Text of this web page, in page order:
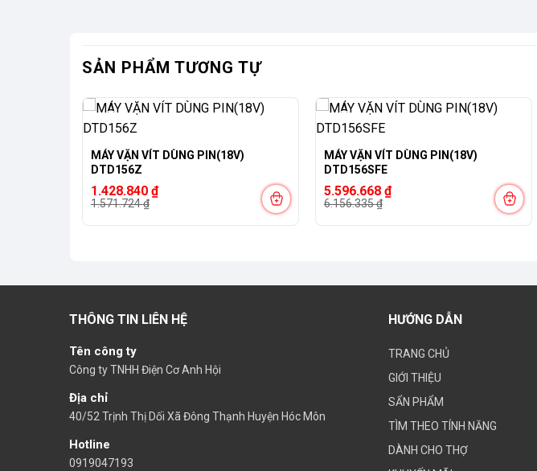
SẢN PHẨM TƯƠNG TỰ
-9%
MÁY VẶN VÍT DÙNG PIN(18V)
DTD156Z
1.571.724₫
Giá
gốc
1.428.840 ₫
Giá
hiện
-9%
MÁY VẶN VÍT DÙNG PIN(18V)
DTD156SFE
6.156.335₫
Giá
gốc
5.596.668 ₫
Giá
hiện
THÔNG TIN LIÊN HỆ
Tên công ty
Công ty TNHH Điện Cơ Anh Hội
Địa chỉ
40/52 Trịnh Thị Dối Xã Đông Thạnh Huyện Hóc Môn
Hotline
0919047193
HƯỚNG DẪN
TRANG CHỦ
GIỚI THIỆU
SẨN PHẨM
TÌM THEO TÍNH NĂNG
DÀNH CHO THỢ